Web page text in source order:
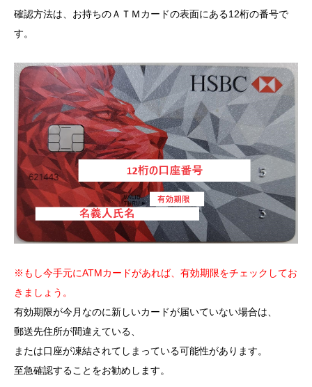
確認方法は、お持ちのＡＴＭカードの表面にある12桁の番号で
す。
※もし今手元にATMカードがあれば、有効期限をチェックしてお
きましょう。
有効期限が今月なのに新しいカードが届いていない場合は、
郵送先住所が間違えている、
または口座が凍結されてしまっている可能性があります。
至急確認することをお勧めします。